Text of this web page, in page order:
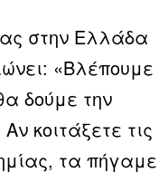
στην Ελλάδα
«Βλέπουμε
δούμε την
κοιτάξετε τις
τα πήγαμε